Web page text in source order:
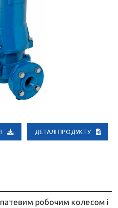
ДЕТАЛІ ПРОДУКТУ
робочим колесом і